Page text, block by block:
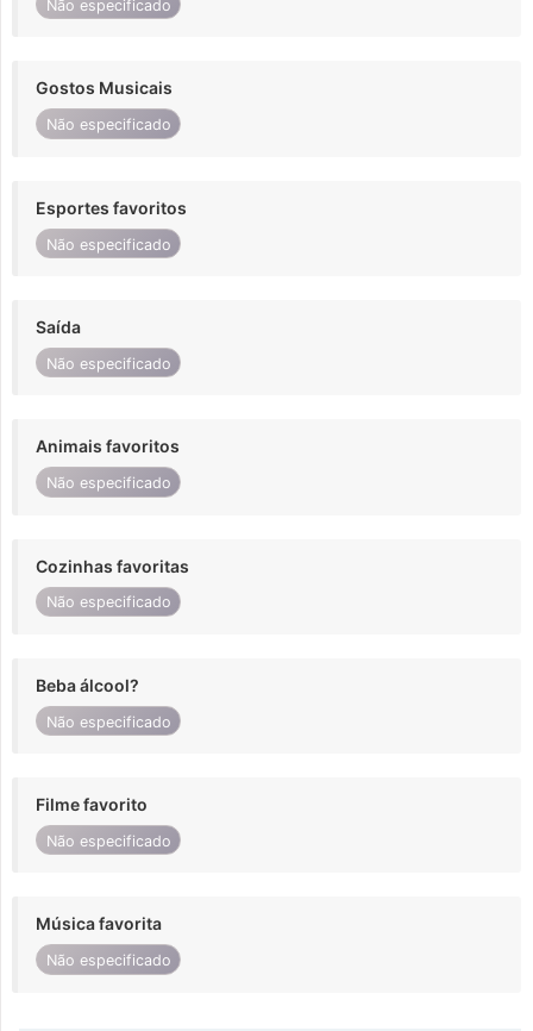
Não especificado
Gostos Musicais
Não especificado
Esportes favoritos
Não especificado
Saída
Não especificado
Animais favoritos
Não especificado
Cozinhas favoritas
Não especificado
Beba álcool?
Não especificado
Filme favorito
Não especificado
Música favorita
Não especificado